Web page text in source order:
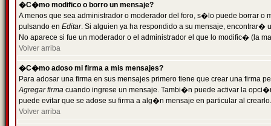
�C�mo modifico o borro un mensaje?
A menos que sea administrador o moderador del foro, s�lo puede borrar o
pulsando en Editar. Si alguien ya ha respondido a su mensaje, encontrar�
No aparece si fue un moderador o el administrador el que lo modific� (la
Volver arriba
�C�mo adoso mi firma a mis mensajes?
Para adosar una firma en sus mensajes primero tiene que crear una firma
Agregar firma cuando ingrese un mensaje. Tambi�n puede activar la
puede evitar que se adose su firma a alg�n mensaje en particular al crearlo.
Volver arriba